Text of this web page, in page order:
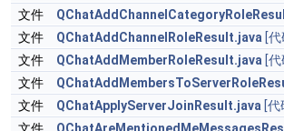
文件
文件
QChatAddChannelRoleResult.java [代
文件
QChatAddMemberRoleResult.java [代
文件
文件
QChatApplyServerJoinResult.java [代